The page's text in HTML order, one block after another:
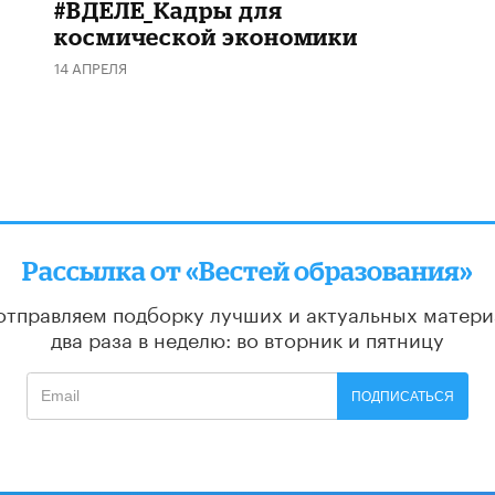
#ВДЕЛЕ_Кадры для
космической экономики
14 АПРЕЛЯ
Рассылка от «Вестей образования»
подборку лучших и актуальных
два раза в неделю: во вторник и пятницу
ПОДПИСАТЬСЯ